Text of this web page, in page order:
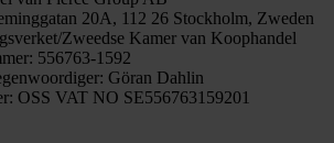
20A, 112 26 Stockholm, Zweden
Zweedse Kamer van Koophandel
556763-1592
Göran Dahlin
OSS VAT NO SE556763159201